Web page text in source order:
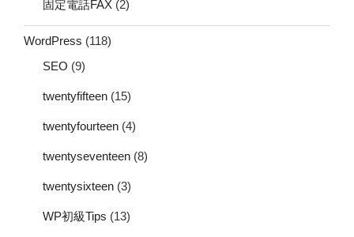
固定電話FAX (2)
WordPress (118)
SEO (9)
twentyfifteen (15)
twentyfourteen (4)
twentyseventeen (8)
twentysixteen (3)
WP初級Tips (13)